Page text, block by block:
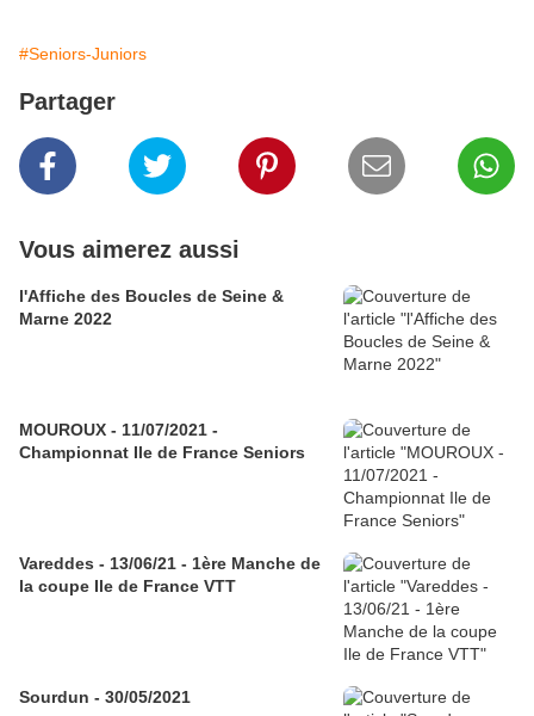
#Seniors-Juniors
Partager
Vous aimerez aussi
l'Affiche des Boucles de Seine &
Marne 2022
MOUROUX - 11/07/2021 -
Championnat Ile de France Seniors
Vareddes - 13/06/21 - 1ère Manche de
la coupe Ile de France VTT
Sourdun - 30/05/2021